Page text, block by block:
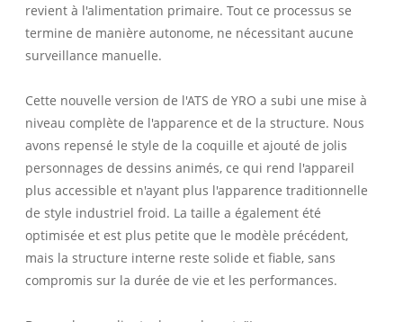
revient à l'alimentation primaire. Tout ce processus se
termine de manière autonome, ne nécessitant aucune
surveillance manuelle.
Cette nouvelle version de l'ATS de YRO a subi une mise à
niveau complète de l'apparence et de la structure. Nous
avons repensé le style de la coquille et ajouté de jolis
personnages de dessins animés, ce qui rend l'appareil
plus accessible et n'ayant plus l'apparence traditionnelle
de style industriel froid. La taille a également été
optimisée et est plus petite que le modèle précédent,
mais la structure interne reste solide et fiable, sans
compromis sur la durée de vie et les performances.